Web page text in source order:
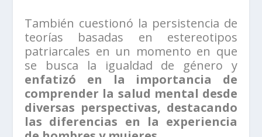
También cuestionó la persistencia de
teorías basadas en estereotipos
patriarcales en un momento en que
se busca la igualdad de género y
enfatizó en la importancia de
comprender la salud mental desde
diversas perspectivas, destacando
las diferencias en la experiencia